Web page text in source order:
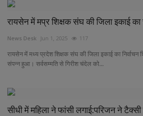
रायसेन में मप्र शिक्षक संघ की जिला इकाई का
News Desk Jun 1, 2025 117
रायसेन में मध्य प्रदेश शिक्षक संघ की जिला इकाई का निर्वाचन
संपन्न हुआ। सर्वसम्मति से गिरीश चंदेल को...
सीधी में महिला ने फांसी लगाई:परिजन ने टैक्सी